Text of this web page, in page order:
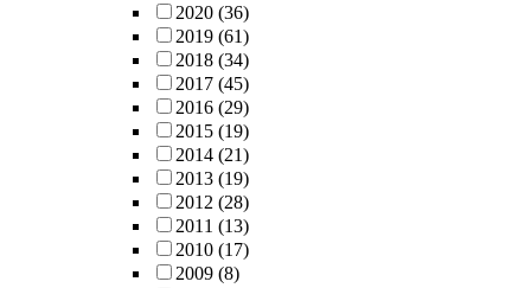
2020 (36)
2019 (61)
2018 (34)
2017 (45)
2016 (29)
2015 (19)
2014 (21)
2013 (19)
2012 (28)
2011 (13)
2010 (17)
2009 (8)